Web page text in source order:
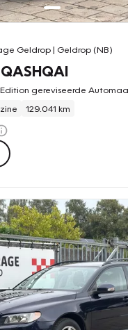
Geldrop| Geldrop (NB)
129.041 km